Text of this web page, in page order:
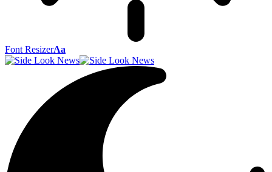
Font ResizerAa